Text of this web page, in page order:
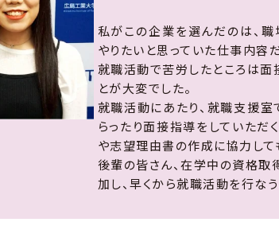
私がこの企業を選んだのは、
やりたいと思っていた仕事内容
就職活動で苦労したところは面
とが大変でした。
就職活動にあたり、就職支援
らったり面接指導をしていただ
や志望理由書の作成に協力して
後輩の皆さん、在学中の資格取
加し、早くから就職活動を行な